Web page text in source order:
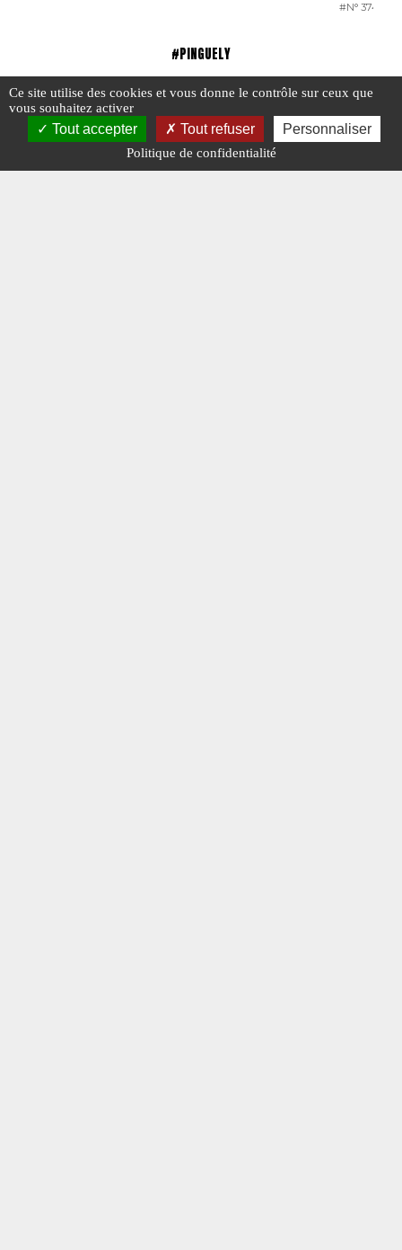
#N° 374
#PINGUELY
Ce site utilise des cookies et vous donne le contrôle sur ceux que
vous souhaitez activer
Tout accepter Tout refuser Personnaliser
Politique de confidentialité